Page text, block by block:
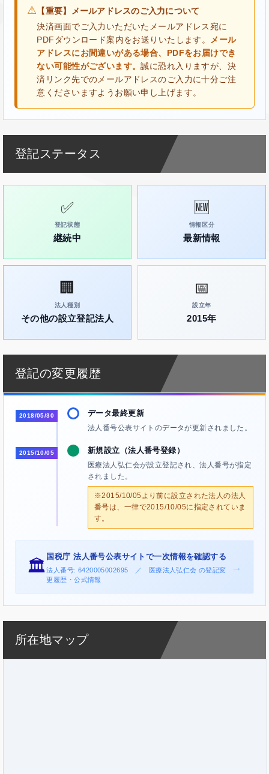
⚠ 【重要】メールアドレスのご入力について
決済画面でご入力いただいたメールアドレス宛に
PDFダウンロード案内をお送りいたします。
メール
アドレスにお間違いがある場合、PDFをお届けでき
ない可能性がございます。誠に恐れ入りますが、決
済リンク先でのメールアドレスのご入力に十分ご注
意くださいますようお願い申し上げます。
登記ステータス
✅
登記状態
継続中
🆕
情報区分
最新情報
🏢
法人種別
その他の設立登記法人
📅
設立年
2015年
登記の変更履歴
2018/05/30 データ最終更新
法人番号公表サイトのデータが更新されました。
2015/10/05 新規設立（法人番号登録）
医療法人弘仁会が設立登記され、法人番号が指定
されました。
※2015/10/05より前に設立された法人の法人
番号は、一律で2015/10/05に指定されていま
す。
🏛️
国税庁 法人番号公表サイトで一次情報を確認する
法人番号: 6420005002695 ／ 医療法人弘仁会 の登記変
更履歴・公式情報
→
所在地マップ